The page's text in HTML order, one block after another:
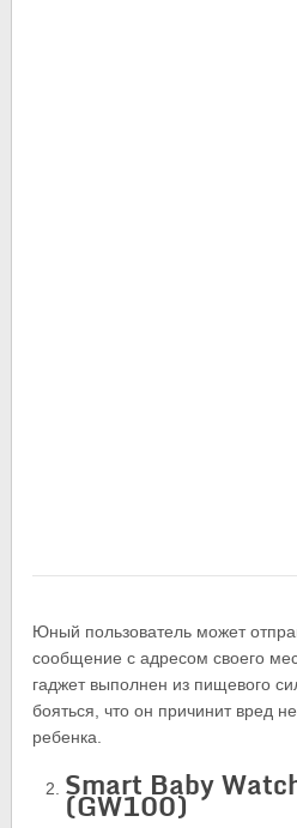
Юный пользователь может
сообщение с адресом своего
гаджет выполнен из пищевого
бояться, что он причинит вред
ребенка.
Smart Baby
(GW100)